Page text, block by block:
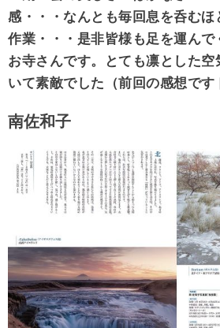
感・・・なんとも毎回息を呑む
作業・・・是非皆様も足を運ん
お寺さんです。とても凛とした
いて素敵でした（前回の感想で
南佐和子